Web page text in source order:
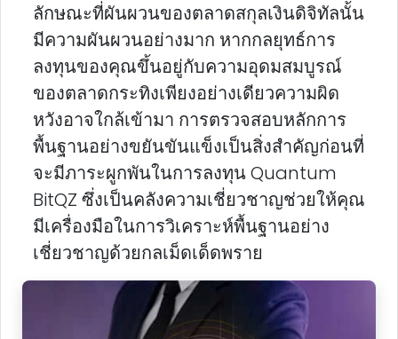
ลักษณะที่ผันผวนของตลาดสกุลเงินดิจิทัลนั้น
มีความผันผวนอย่างมาก หากกลยุทธ์การ
ลงทุนของคุณขึ้นอยู่กับความอุดมสมบูรณ์
ของตลาดกระทิงเพียงอย่างเดียวความผิด
หวังอาจใกล้เข้ามา การตรวจสอบหลักการ
พื้นฐานอย่างขยันขันแข็งเป็นสิ่งสําคัญก่อนที่
จะมีภาระผูกพันในการลงทุน Quantum
BitQZ ซึ่งเป็นคลังความเชี่ยวชาญช่วยให้คุณ
มีเครื่องมือในการวิเคราะห์พื้นฐานอย่าง
เชี่ยวชาญด้วยกลเม็ดเด็ดพราย